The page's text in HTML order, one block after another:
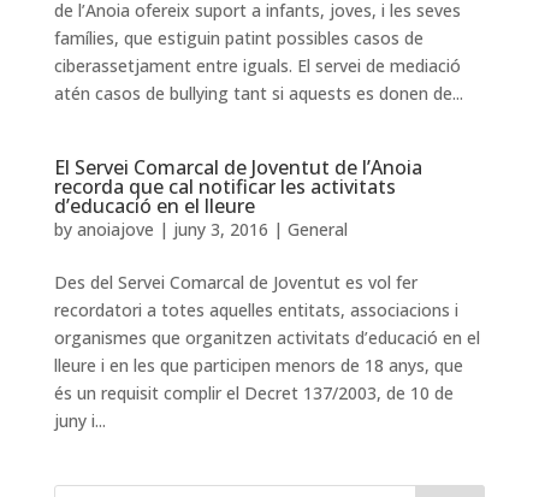
de l’Anoia ofereix suport a infants, joves, i les seves
famílies, que estiguin patint possibles casos de
ciberassetjament entre iguals. El servei de mediació
atén casos de bullying tant si aquests es donen de...
El Servei Comarcal de Joventut de l’Anoia
recorda que cal notificar les activitats
d’educació en el lleure
by anoiajove | juny 3, 2016 | General
Des del Servei Comarcal de Joventut es vol fer
recordatori a totes aquelles entitats, associacions i
organismes que organitzen activitats d’educació en el
lleure i en les que participen menors de 18 anys, que
és un requisit complir el Decret 137/2003, de 10 de
juny i...